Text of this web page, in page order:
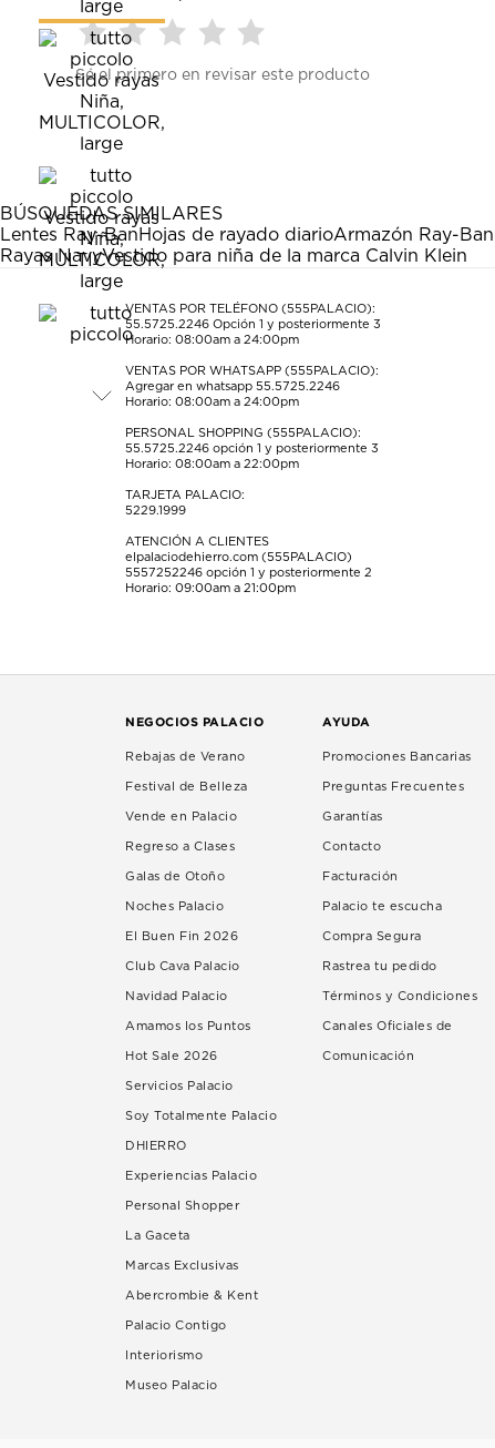
Seleccionar
para
calificar
el
artículo
estrella
Esta
acción
abrirá
el
formulario
de
Seleccionar
para
calificar
el
artículo
2
estrellas.
Esta
acción
abrirá
el
formulario
de
para
el
estrellas.
Esta
acción
abrirá
formulario
de
para
estrellas.
Esta
acción
abrirá
formulario
de
para
Esta
acción
abrirá
formulario
de
envío.
Sé el primero en revisar este producto
BÚSQUEDAS SIMILARES
Lentes Ray-BanHojas de rayado diarioArmazón Ray-Ban
Rayas NavyVestido para niña de la marca Calvin Klein
VENTAS POR TELÉFONO (555PALACIO):
55.5725.2246 Opción 1 y posteriormente 3
Horario: 08:00am a 24:00pm
VENTAS POR WHATSAPP (555PALACIO):
Agregar en whatsapp 55.5725.2246
Horario: 08:00am a 24:00pm
PERSONAL SHOPPING (555PALACIO):
55.5725.2246 opción 1 y posteriormente 3
Horario: 08:00am a 22:00pm
TARJETA PALACIO:
5229.1999
ATENCIÓN A CLIENTES
elpalaciodehierro.com (555PALACIO)
5557252246 opción 1 y posteriormente 2
Horario: 09:00am a 21:00pm
NEGOCIOS PALACIO
Rebajas de Verano
Festival de Belleza
Vende en Palacio
Regreso a Clases
Galas de Otoño
Noches Palacio
El Buen Fin 2026
Club Cava Palacio
Navidad Palacio
Amamos los Puntos
Hot Sale 2026
Servicios Palacio
Soy Totalmente Palacio
DHIERRO
Experiencias Palacio
Personal Shopper
La Gaceta
Marcas Exclusivas
Abercrombie & Kent
Palacio Contigo
Interiorismo
Museo Palacio
AYUDA
Promociones Bancarias
Preguntas Frecuentes
Garantías
Contacto
Facturación
Palacio te escucha
Compra Segura
Rastrea tu pedido
Términos y Condiciones
Canales Oficiales de
Comunicación